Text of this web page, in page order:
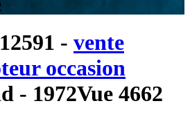
- vente
occasion
- 1972Vue 4662